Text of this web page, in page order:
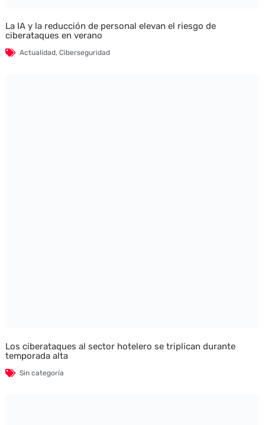
La IA y la reducción de personal elevan el riesgo de
ciberataques en verano
Actualidad, Ciberseguridad
Los ciberataques al sector hotelero se triplican durante
temporada alta
Sin categoría